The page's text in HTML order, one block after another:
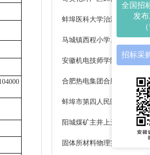
全国招
发
招标采